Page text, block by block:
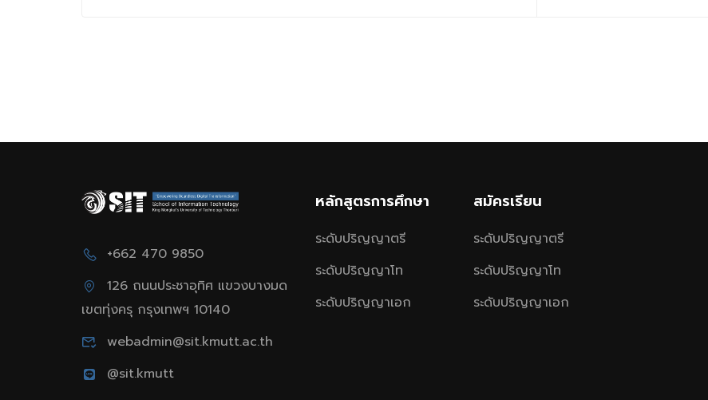
+662 470 9850
126 ถนนประชาอุทิศ แขวงบางมด
เขตทุ่งครุ กรุงเทพฯ 10140
webadmin@sit.kmutt.ac.th
@sit.kmutt
หลักสูตรการศึกษา
ระดับปริญญาตรี
ระดับปริญญาโท
ระดับปริญญาเอก
สมัครเรียน
ระดับปริญญาตรี
ระดับปริญญาโท
ระดับปริญญาเอก